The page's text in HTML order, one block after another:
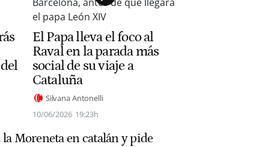
El Papa lleva el foco al
Raval en la parada más
social de su viaje a
Cataluña
Silvana Antonelli
10/06/2026 19:23h
Moreneta en catalán y pide